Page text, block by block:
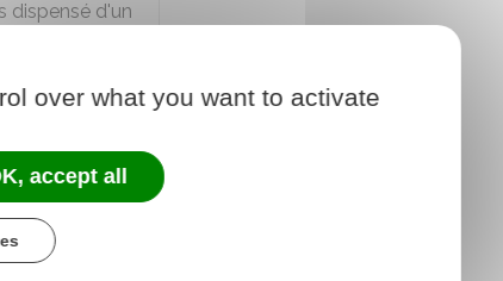
dispensé d'un
(feuille de
over what you want to activate
accept all